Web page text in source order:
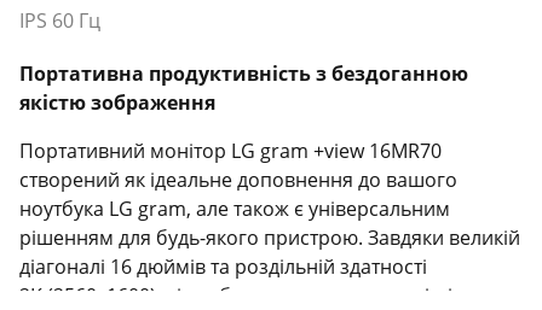
IPS 60 Гц
Портативна продуктивність з бездоганною
якістю зображення
Портативний монітор LG gram +view 16MR70
створений як ідеальне доповнення до вашого
ноутбука LG gram, але також є універсальним
рішенням для будь-якого пристрою. Завдяки великій
діагоналі 16 дюймів та роздільній здатності
2K (2560x1600), він забезпечує виняткову чіткість та